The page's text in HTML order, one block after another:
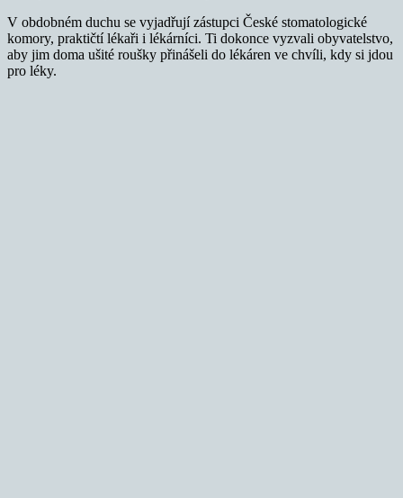
V obdobném duchu se vyjadřují zástupci České stomatologické
komory, praktičtí lékaři i lékárníci. Ti dokonce vyzvali obyvatelstvo,
aby jim doma ušité roušky přinášeli do lékáren ve chvíli, kdy si jdou
pro léky.